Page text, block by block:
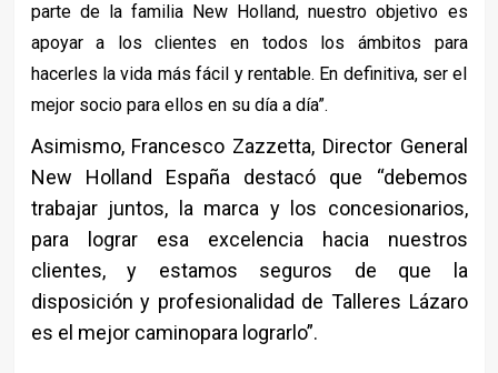
parte de la familia New Holland, nuestro objetivo es
apoyar a los clientes en todos los ámbitos para
hacerles la vida más fácil y rentable. En definitiva, ser el
mejor socio para ellos en su día a día”.
Asimismo, Francesco Zazzetta, Director General
New Holland España destacó que “debemos
trabajar juntos, la marca y los concesionarios,
para lograr esa excelencia hacia nuestros
clientes, y estamos seguros de que la
disposición y profesionalidad de Talleres Lázaro
es el mejor caminopara lograrlo”.